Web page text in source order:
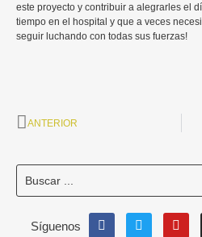
este proyecto y contribuir a alegrarles el
tiempo en el hospital y que a veces
seguir luchando con todas sus fuerzas!
ANTERIOR
Síguenos